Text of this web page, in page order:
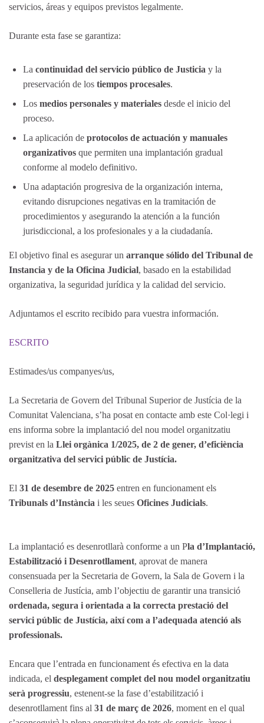
servicios, áreas y equipos previstos legalmente.
Durante esta fase se garantiza:
La continuidad del servicio público de Justicia y la
preservación de los tiempos procesales.
Los medios personales y materiales desde el inicio del
proceso.
La aplicación de protocolos de actuación y manuales
organizativos que permiten una implantación gradual
conforme al modelo definitivo.
Una adaptación progresiva de la organización interna,
evitando disrupciones negativas en la tramitación de
procedimientos y asegurando la atención a la función
jurisdiccional, a los profesionales y a la ciudadanía.
El objetivo final es asegurar un arranque sólido del Tribunal de
Instancia y de la Oficina Judicial, basado en la estabilidad
organizativa, la seguridad jurídica y la calidad del servicio.
Adjuntamos el escrito recibido para vuestra información.
ESCRITO
Estimades/us companyes/us,
La Secretaria de Govern del Tribunal Superior de Justícia de la
Comunitat Valenciana, s’ha posat en contacte amb este Col·legi i
ens informa sobre la implantació del nou model organitzatiu
previst en la Llei orgànica 1/2025, de 2 de gener, d’eficiència
organitzativa del servici públic de Justícia.
El 31 de desembre de 2025 entren en funcionament els
Tribunals d’Instància i les seues Oficines Judicials.
La implantació es desenrotllarà conforme a un Pla d’Implantació,
Estabilització i Desenrotllament, aprovat de manera
consensuada per la Secretaria de Govern, la Sala de Govern i la
Conselleria de Justícia, amb l’objectiu de garantir una transició
ordenada, segura i orientada a la correcta prestació del
servici públic de Justícia, així com a l’adequada atenció als
professionals.
Encara que l’entrada en funcionament és efectiva en la data
indicada, el desplegament complet del nou model organitzatiu
serà progressiu, estenent-se la fase d’estabilització i
desenrotllament fins al 31 de març de 2026, moment en el qual